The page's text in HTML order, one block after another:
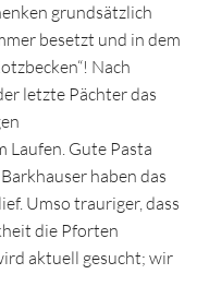
grundsätzlich
besetzt und in dem
Nach
letzte Pächter das
Laufen. Gute Pasta
haben das
Umso trauriger, dass
die Pforten
aktuell gesucht; wir